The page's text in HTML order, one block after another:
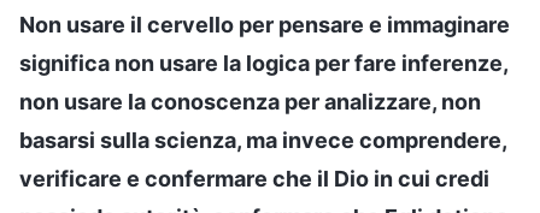
Non usare il cervello per pensare e immaginare
significa non usare la logica per fare inferenze,
non usare la conoscenza per analizzare, non
basarsi sulla scienza, ma invece comprendere,
verificare e confermare che il Dio in cui credi